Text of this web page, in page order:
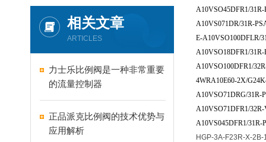
相关文章
ARTICLES
力士乐比例阀是一种非常重要
的流量控制器
正品派克比例阀的技术优势与
应用解析
A10VSO45DFR1/31R-
A10VS071DR/31R-
E-A10VSO100DFLR/
A10VSO18DFR1/31R-
A10VSO100DFR1/
4WRA10E60-2X/
A10VSO71DRG/31R-
A10VSO71DFR1/
A10VS045DFR1/31R-
HGP-3A-F23R-X-